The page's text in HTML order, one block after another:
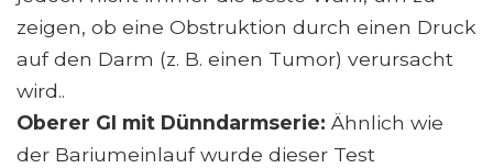
zeigen, ob eine Obstruktion durch einen Druck
auf den Darm (z. B. einen Tumor) verursacht
wird..
Oberer GI mit Dünndarmserie: Ähnlich wie
der Bariumeinlauf wurde dieser Test